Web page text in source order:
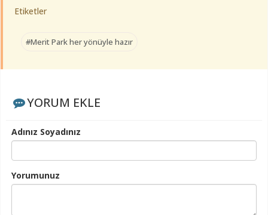
Etiketler
#Merit Park her yönüyle hazır
YORUM EKLE
Adınız Soyadınız
Yorumunuz